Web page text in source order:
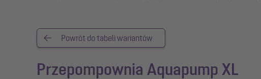
Powrót do tabeli wariantów
Przepompownia Aquapump XL